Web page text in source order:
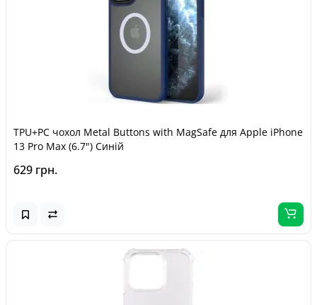
TPU+PC чохол Metal Buttons with MagSafe для Apple iPhone
13 Pro Max (6.7") Синій
629 грн.